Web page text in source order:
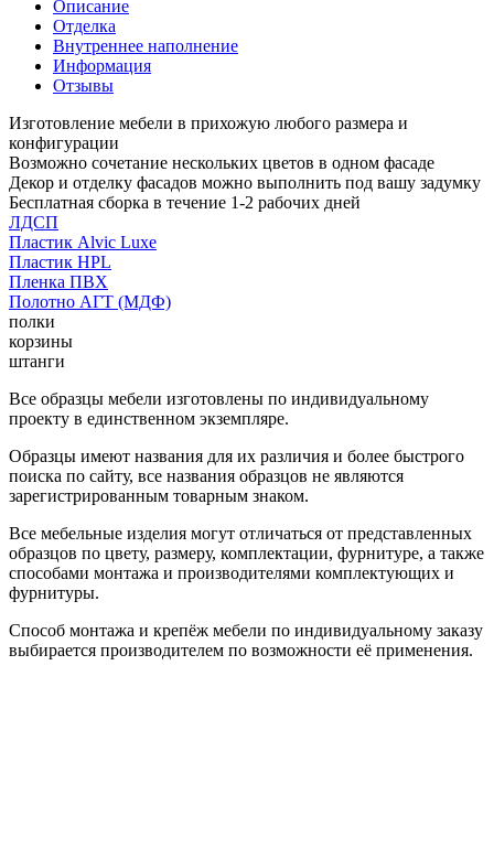
Описание
Отделка
Внутреннее наполнение
Информация
Отзывы
Изготовление мебели в прихожую любого размера и
конфигурации
Возможно сочетание нескольких цветов в одном фасаде
Декор и отделку фасадов можно выполнить под вашу задумку
Бесплатная сборка в течение 1-2 рабочих дней
ЛДСП
Пластик Alvic Luxe
Пластик HPL
Пленка ПВХ
Полотно АГТ (МДФ)
полки
корзины
штанги
Все образцы мебели изготовлены по индивидуальному
проекту в единственном экземпляре.
Образцы имеют названия для их различия и более быстрого
поиска по сайту, все названия образцов не являются
зарегистрированным товарным знаком.
Все мебельные изделия могут отличаться от представленных
образцов по цвету, размеру, комплектации, фурнитуре, а также
способами монтажа и производителями комплектующих и
фурнитуры.
Способ монтажа и крепёж мебели по индивидуальному заказу
выбирается производителем по возможности её применения.